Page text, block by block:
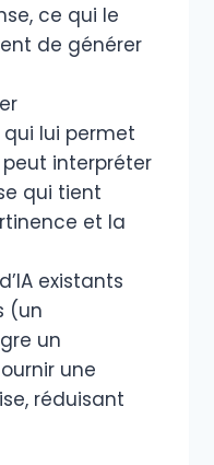
ce qui le
de générer
lui permet
peut interpréter
qui tient
et la
existants
(un
un
une
réduisant